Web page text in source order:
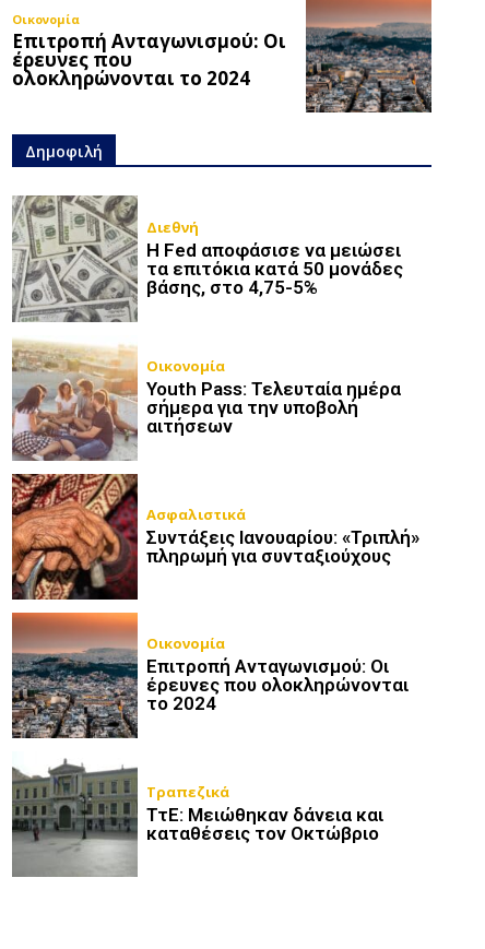
Οικονομία
Επιτροπή Ανταγωνισμού: Οι
έρευνες που
ολοκληρώνονται το 2024
Δημοφιλή
Διεθνή
Η Fed αποφάσισε να μειώσει
τα επιτόκια κατά 50 μονάδες
βάσης, στο 4,75-5%
Οικονομία
Youth Pass: Τελευταία ημέρα
σήμερα για την υποβολή
αιτήσεων
Ασφαλιστικά
Συντάξεις Ιανουαρίου: «Τριπλή»
πληρωμή για συνταξιούχους
Οικονομία
Επιτροπή Ανταγωνισμού: Οι
έρευνες που ολοκληρώνονται
το 2024
Τραπεζικά
ΤτΕ: Μειώθηκαν δάνεια και
καταθέσεις τον Οκτώβριο